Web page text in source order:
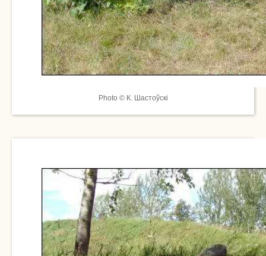
Photo © К. Шастоўскі